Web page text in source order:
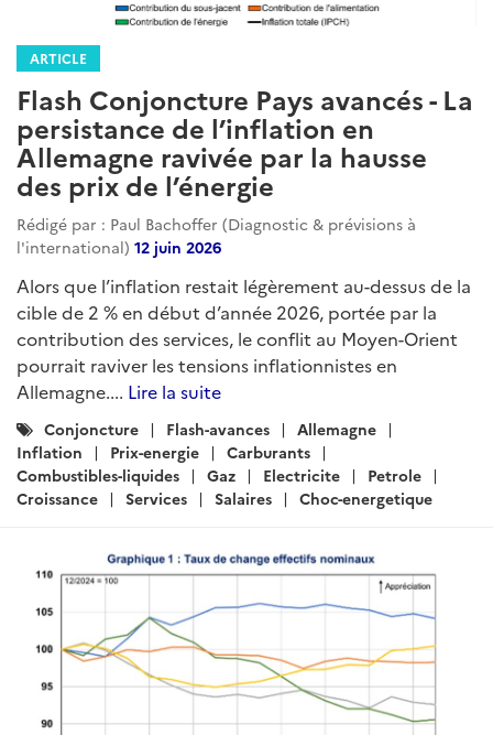
ARTICLE
Flash Conjoncture Pays avancés - La
persistance de l’inflation en
Allemagne ravivée par la hausse
des prix de l’énergie
Rédigé par : Paul Bachoffer (Diagnostic & prévisions à
l'international) 12 juin 2026
Alors que l’inflation restait légèrement au-dessus de la
cible de 2 % en début d’année 2026, portée par la
contribution des services, le conflit au Moyen-Orient
pourrait raviver les tensions inflationnistes en
Allemagne.... Lire la suite
Catégories
:
Conjoncture Flash-avances
Allemagne
Inflation
Prix-energie
Carburants
Combustibles-liquides
Gaz Electricite
Petrole
Croissance
Services Salaires Choc-energetique